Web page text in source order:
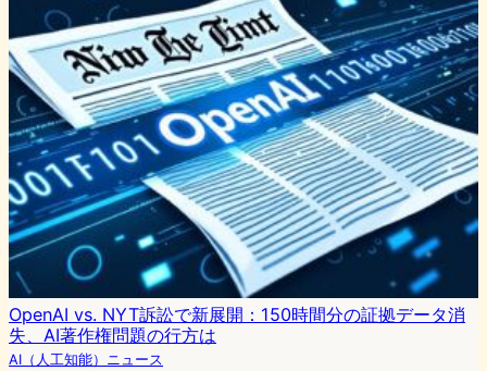
OpenAI vs. NYT訴訟で新展開：150時間分の証拠データ消
失、AI著作権問題の行方は
AI（人工知能）ニュース